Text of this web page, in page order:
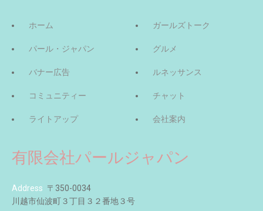
ホーム
パール・ジャパン
バナー広告
コミュニティー
ライトアップ
ガールズトーク
グルメ
ルネッサンス
チャット
会社案内
有限会社パールジャパン
Address 〒350-0034
川越市仙波町３丁目３２番地３号